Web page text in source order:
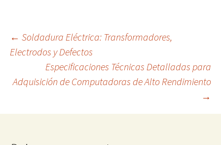
Navegación
de
entradas
← Soldadura Eléctrica: Transformadores,
Electrodos y Defectos
Especificaciones Técnicas Detalladas para
Adquisición de Computadoras de Alto Rendimiento
→